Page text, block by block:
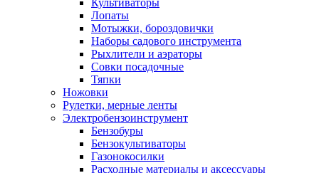
Культиваторы
Лопаты
Мотыжки, бороздовички
Наборы садового инструмента
Рыхлители и аэраторы
Совки посадочные
Тяпки
Ножовки
Рулетки, мерные ленты
Электробензоинструмент
Бензобуры
Бензокультиваторы
Газонокосилки
Расходные материалы и аксессуары